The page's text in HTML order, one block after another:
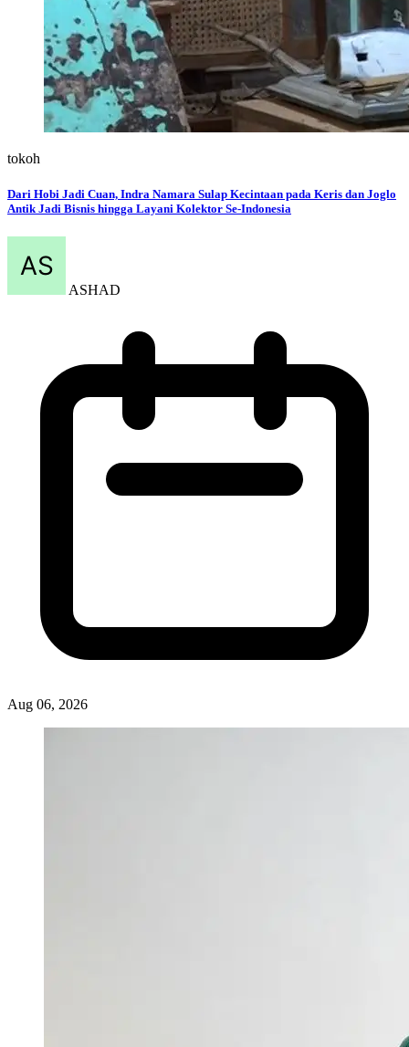
tokoh
Dari Hobi Jadi Cuan, Indra Namara Sulap Kecintaan pada Keris dan Joglo
Antik Jadi Bisnis hingga Layani Kolektor Se-Indonesia
ASHAD
Aug 06, 2026